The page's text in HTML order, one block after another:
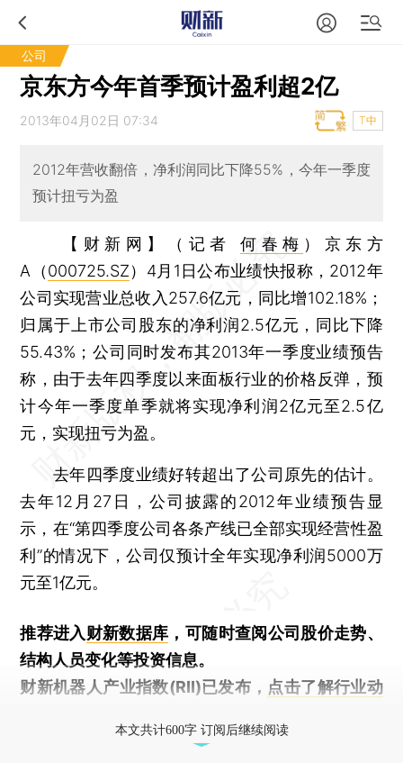
公司
京东方今年首季预计盈利超2亿
2013年04月02日 07:34 T中
2012年营收翻倍，净利润同比下降55%，今年一季度
预计扭亏为盈
【财新网】（记者何春梅 ） 京东方
A（000725.SZ）4月1日公布业绩快报称，2012年
公司实现营业总收入257.6亿元，同比增102.18%；
归属于上市公司股东的净利润2.5亿元，同比下降
55.43%；公司同时发布其2013年一季度业绩预告
称，由于去年四季度以来面板行业的价格反弹，预
计今年一季度单季就将实现净利润2亿元至2.5亿
元，实现扭亏为盈。
去年四季度业绩好转超出了公司原先的估计。
去年12月27日，公司披露的2012年业绩预告显
示，在“第四季度公司各条产线已全部实现经营性盈
利”的情况下，公司仅预计全年实现净利润5000万
元至1亿元。
推荐进入财新数据库 ，可随时查阅公司股价走势、
结构人员变化等投资信息。
财新机器人产业指数(RII)已发布， 点击了解行业动
本文共计600字 订阅后继续阅读